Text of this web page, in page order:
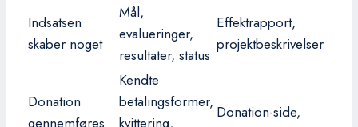
Indsatsen
skaber noget
Mål,
evalueringer,
resultater, status
Effektrapport,
projektbeskrivelser
Donation
Kendte
betalingsformer,
Donation-side,